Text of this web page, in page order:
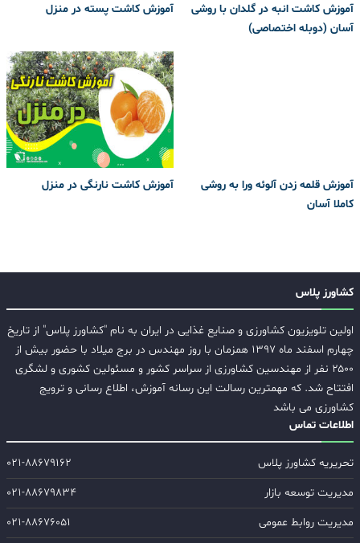
آموزش کاشت انبه در گلدان با روشی
آسان (دوبله اختصاصی)
آموزش کاشت پسته در منزل
آموزش قلمه زدن آلوئه ورا به روشی
کاملا آسان
آموزش کاشت نارنگی در منزل
کشاورز پلاس
اولین تلویزیون کشاورزی و صنایع غذایی در ایران به نام "کشاورز پلاس" از تاریخ
چهارم اسفند ماه ۱۳۹۷ همزمان با روز مهندس در برج میلاد با حضور بیش از
۲۵۰۰ نفر از مهندسین کشاورزی از سراسر کشور و مسئولین کشوری و لشگری
افتتاح شد. که مهمترین رسالت این رسانه آموزش، اطلاع رسانی و ترویج
کشاورزی می باشد
اطلاعات تماس
تحریریه کشاورز پلاس
۰۲۱-۸۸۶۷۹۱۶۲
مدیریت توسعه بازار
۰۲۱-۸۸۶۷۹۸۳۴
مدیریت روابط عمومی
۰۲۱-۸۸۶۷۶۰۵۱